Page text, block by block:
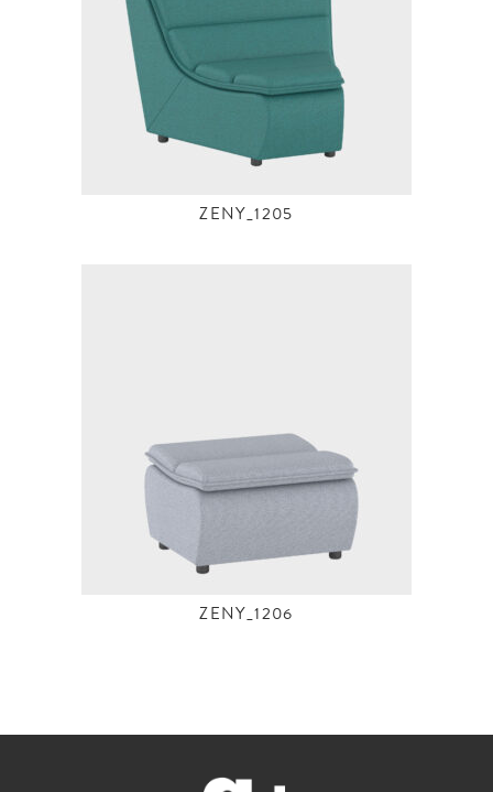
ZENY_1205
ZENY_1206